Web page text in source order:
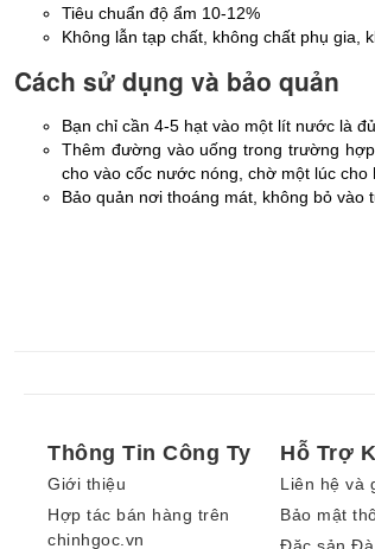
Tiêu chuẩn độ ẩm 10-12%
Không lẫn tạp chất, không chất phụ gia,
Cách sử dụng và bảo quản
Bạn chỉ cần 4-5 hạt vào một lít nước là
Thêm đường vào uống trong trường
cho vào cốc nước nóng, chờ một lúc
Bảo quản nơi thoáng mát, không bỏ
Thông Tin Công Ty
Giới thiệu
Hợp tác bán hàng trên
chinhgoc.vn
Hỗ Trợ
Liên hệ và
Bảo mật